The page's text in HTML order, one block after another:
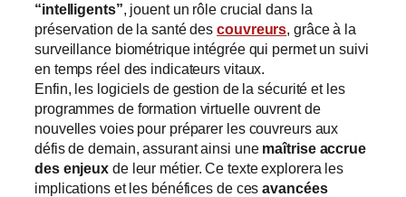
“intelligents”, jouent un rôle crucial dans la
préservation de la santé descouvreurs, grâce à la
surveillance biométrique intégrée qui permet un suivi
en temps réel des indicateurs vitaux.
Enfin, les logiciels de gestion de la sécurité et les
programmes de formation virtuelle ouvrent de
nouvelles voies pour préparer les couvreurs aux
défis de demain, assurant ainsi une maîtrise accrue
des enjeux de leur métier. Ce texte explorera les
implications et les bénéfices de cesavancées